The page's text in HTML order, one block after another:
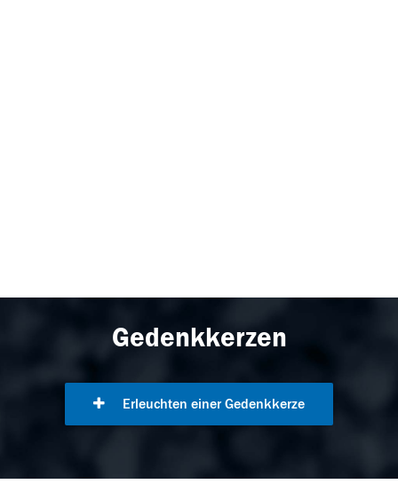
Gedenkkerzen
Erleuchten einer Gedenkkerze